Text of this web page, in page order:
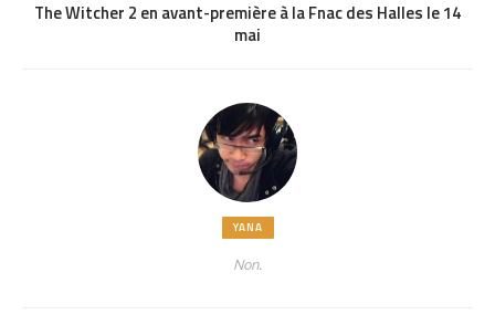
The Witcher 2 en avant-première à la Fnac des Halles le 14
mai
YANA
Non.